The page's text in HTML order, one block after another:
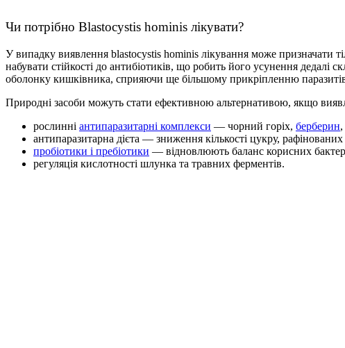
Чи потрібно Blastocystis hominis лікувати?
У випадку виявлення blastocystis hominis лікування може призначати
набувати стійкості до антибіотиків, що робить його усунення
оболонку кишківника, сприяючи ще більшому прикріпленню
Природні засоби можуть стати ефективною альтернативою, якщо
рослинні антипаразитарні комплекси — чорний горіх, берберин,
антипаразитарна дієта — зниження кількості цукру,
пробіотики і пребіотики — відновлюють баланс корисних
регуляція кислотності шлунка та травних ферментів.